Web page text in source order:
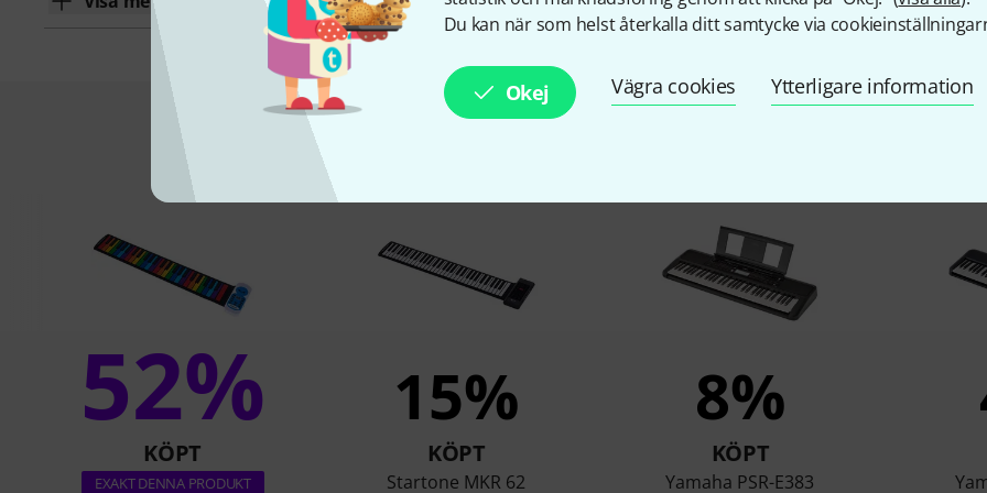
Du kan när som helst återkalla ditt samtycke via
Okej Vägra cookies Ytterligare information
Detta är vad kunder som tittade på
52%
KÖPT
EXAKT DENNA PRODUKT
15%
KÖPT
Startone MKR 62
8%
KÖPT
Yamaha PSR-E383